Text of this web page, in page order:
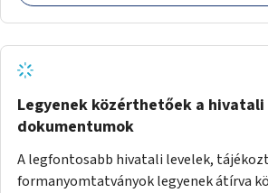
Legyenek közérthetőek a
dokumentumok
A legfontosabb hivatali levelek,
formanyomtatványok legyenek átírva